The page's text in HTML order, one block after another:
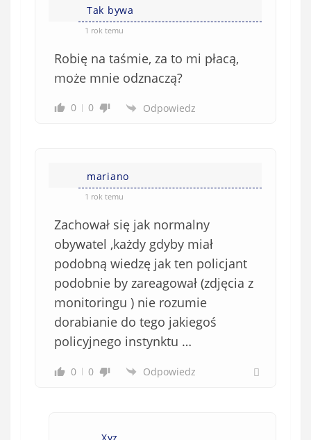
Tak bywa
1 rok temu
Robię na taśmie, za to mi płacą,
może mnie odznaczą?
0 0 Odpowiedz
mariano
1 rok temu
Zachował się jak normalny
obywatel ,każdy gdyby miał
podobną wiedzę jak ten policjant
podobnie by zareagował (zdjęcia z
monitoringu ) nie rozumie
dorabianie do tego jakiegoś
policyjnego instynktu …
0 0 Odpowiedz